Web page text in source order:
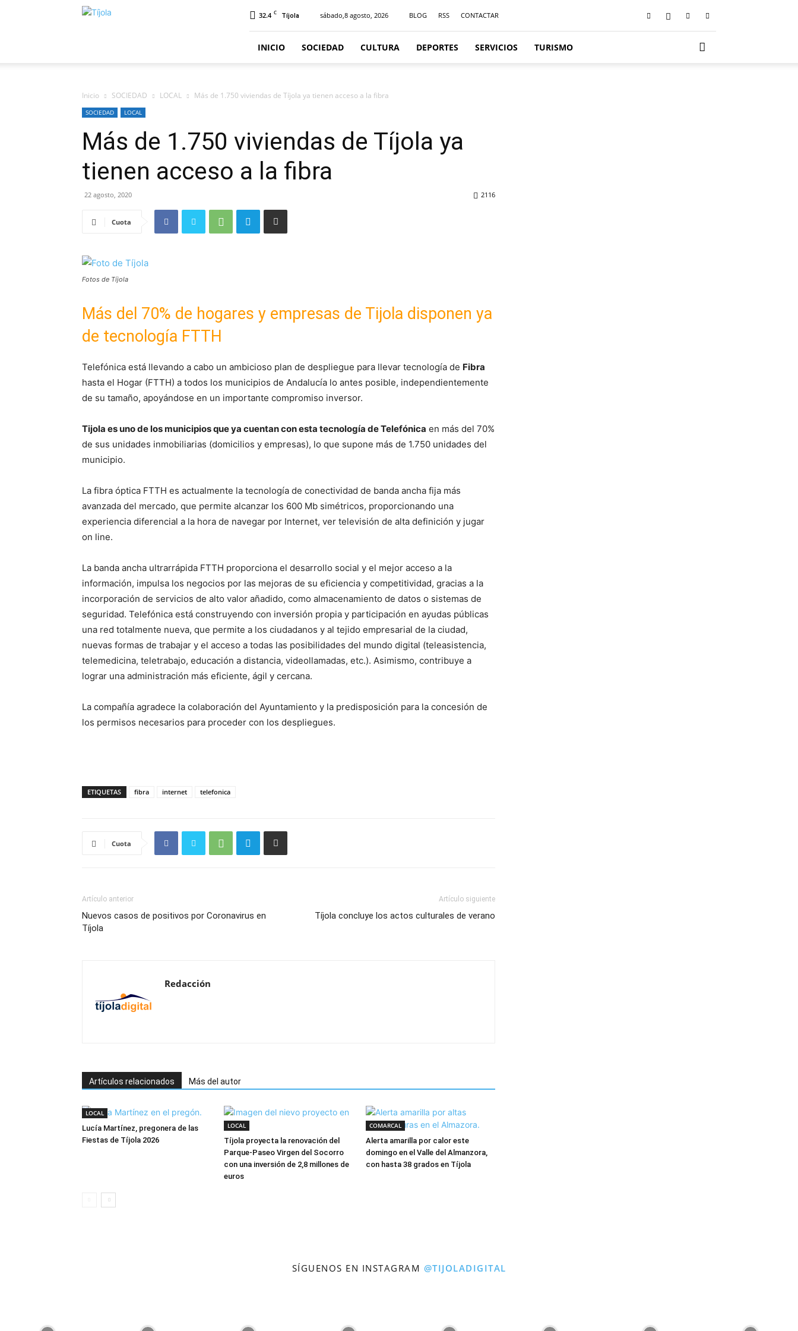
Tíjola
32.4 C Tíjola sábado,8 agosto, 2026 BLOG RSS CONTACTAR
INICIO SOCIEDAD CULTURA DEPORTES SERVICIOS TURISMO
Inicio SOCIEDAD LOCAL Más de 1.750 viviendas de Tíjola ya tienen acceso a la fibra
SOCIEDAD LOCAL
Más de 1.750 viviendas de Tíjola ya
tienen acceso a la fibra
22 agosto, 2020 2116
Cuota
Fotos de Tíjola
Más del 70% de hogares y empresas de Tijola disponen ya
de tecnología FTTH
Telefónica está llevando a cabo un ambicioso plan de despliegue para llevar tecnología de Fibra
hasta el Hogar (FTTH) a todos los municipios de Andalucía lo antes posible, independientemente
de su tamaño, apoyándose en un importante compromiso inversor.
Tijola es uno de los municipios que ya cuentan con esta tecnología de Telefónica en más del 70%
de sus unidades inmobiliarias (domicilios y empresas), lo que supone más de 1.750 unidades del
municipio.
La fibra óptica FTTH es actualmente la tecnología de conectividad de banda ancha fija más
avanzada del mercado, que permite alcanzar los 600 Mb simétricos, proporcionando una
experiencia diferencial a la hora de navegar por Internet, ver televisión de alta definición y jugar
on line.
La banda ancha ultrarrápida FTTH proporciona el desarrollo social y el mejor acceso a la
información, impulsa los negocios por las mejoras de su eficiencia y competitividad, gracias a la
incorporación de servicios de alto valor añadido, como almacenamiento de datos o sistemas de
seguridad. Telefónica está construyendo con inversión propia y participación en ayudas públicas
una red totalmente nueva, que permite a los ciudadanos y al tejido empresarial de la ciudad,
nuevas formas de trabajar y el acceso a todas las posibilidades del mundo digital (teleasistencia,
telemedicina, teletrabajo, educación a distancia, videollamadas, etc.). Asimismo, contribuye a
lograr una administración más eficiente, ágil y cercana.
La compañía agradece la colaboración del Ayuntamiento y la predisposición para la concesión de
los permisos necesarios para proceder con los despliegues.
ETIQUETAS fibra internet telefonica
Cuota
Artículo anterior
Nuevos casos de positivos por Coronavirus en
Tíjola
Artículo siguiente
Tíjola concluye los actos culturales de verano
Redacción
Artículos relacionados Más del autor
LOCAL
Lucía Martínez, pregonera de las
Fiestas de Tíjola 2026
LOCAL
Tíjola proyecta la renovación del
Parque-Paseo Virgen del Socorro
con una inversión de 2,8 millones de
euros
COMARCAL
Alerta amarilla por calor este
domingo en el Valle del Almanzora,
con hasta 38 grados en Tíjola
SÍGUENOS EN INSTAGRAM @TIJOLADIGITAL